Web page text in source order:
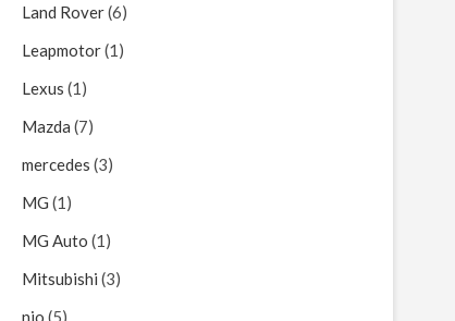
Land Rover(6)
Leapmotor(1)
Lexus (1)
Mazda (7)
mercedes (3)
MG (1)
MG Auto (1)
Mitsubishi (3)
nio (5)